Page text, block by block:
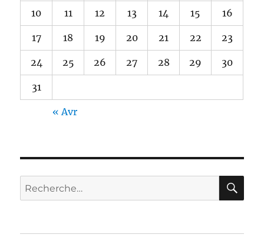
10 11 12 13 14 15 16
17 18 19 20 21 22 23
24 25 26 27 28 29 30
31
« Avr
Recherche
pour :